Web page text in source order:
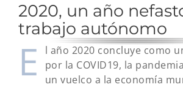
2020, un año
trabajo autónomo
E
l año 2020 concluye como
por la COVID19, la
un vuelco a la economía